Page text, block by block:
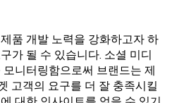
품 개발 노력을 강화하고자 하
가 될 수 있습니다. 소셜 미디
니터링함으로써 브랜드는 제
고객의 요구를 더 잘 충족시킬